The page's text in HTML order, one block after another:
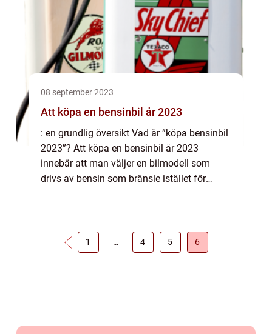
08 september 2023
Att köpa en bensinbil år 2023
: en grundlig översikt Vad är ”köpa bensinbil
2023”? Att köpa en bensinbil år 2023
innebär att man väljer en bilmodell som
drivs av bensin som bränsle istället för
1 … 4 5 6